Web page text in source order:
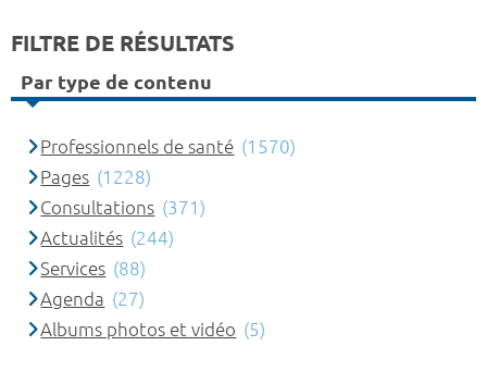
FILTRE DE RÉSULTATS
Par type de contenu
Professionnels de santé (1570)
Pages (1228)
Consultations (371)
Actualités (244)
Services (88)
Agenda (27)
Albums photos et vidéo (5)